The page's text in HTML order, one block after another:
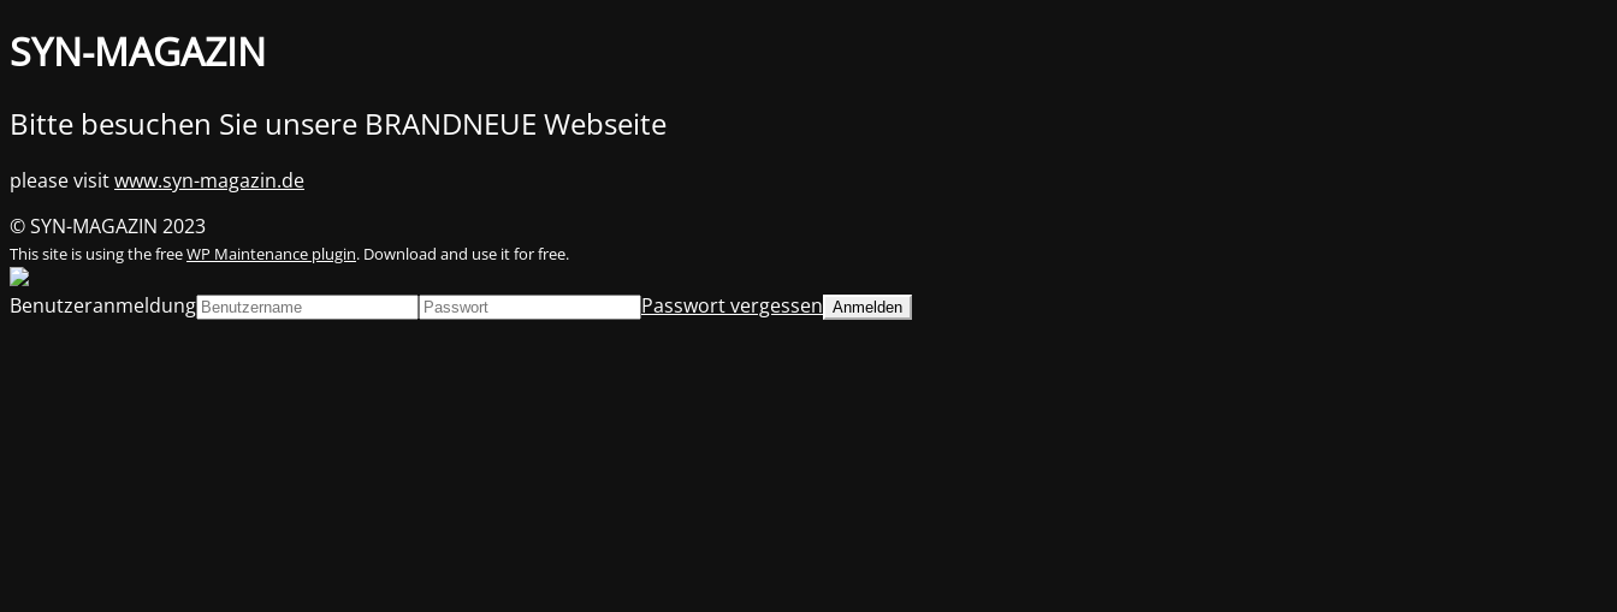
SYN-MAGAZIN
Bitte besuchen Sie unsere BRANDNEUE Webseite
please visitwww.syn-magazin.de
© SYN-MAGAZIN 2023
This site is using the freeWP Maintenance plugin. Download and use it for free.
Benutzeranmeldung Passwort vergessen